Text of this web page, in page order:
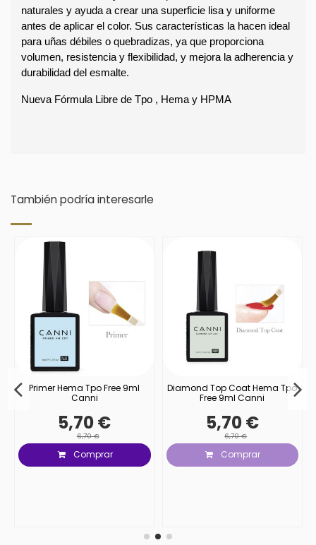
naturales y ayuda a crear una superficie lisa y uniforme
antes de aplicar el color. Sus características la hacen ideal
para uñas débiles o quebradizas, ya que proporciona
volumen, resistencia y flexibilidad, y mejora la adherencia y
durabilidad del esmalte.
Nueva Fórmula Libre de Tpo , Hema y HPMA
También podría interesarle
Primer Hema Tpo Free 9ml
Canni
5,70 €
6,70 €
Comprar
Diamond Top Coat Hema Tpo
Free 9ml Canni
5,70 €
6,70 €
Comprar